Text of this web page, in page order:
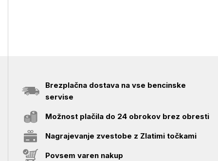
Brezplačna dostava na vse bencinske
servise
Možnost plačila do 24 obrokov brez obresti
Nagrajevanje zvestobe z Zlatimi točkami
Povsem varen nakup